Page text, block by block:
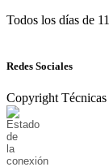
Todos los días de
Redes Sociales
Copyright